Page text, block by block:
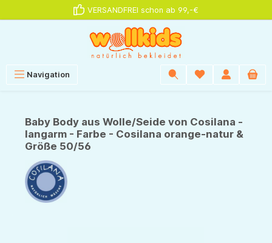
VERSANDFREI schon ab 99,-€
Navigation
Baby Body aus Wolle/Seide von Cosilana -
langarm - Farbe - Cosilana orange-natur &
Größe 50/56